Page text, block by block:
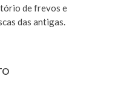
de frevos e
das antigas.